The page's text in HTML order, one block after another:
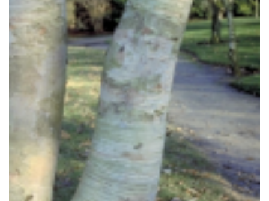
Berk